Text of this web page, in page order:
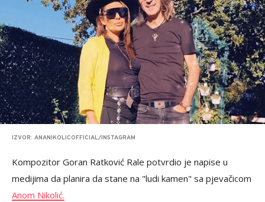
IZVOR: ANANIKOLICOFFICIAL/INSTAGRAM
Kompozitor Goran Ratković Rale potvrdio je napise u
medijima da planira da stane na "ludi kamen" sa pjevačicom
Anom Nikolić.